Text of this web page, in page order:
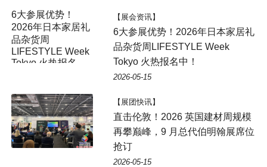
6大参展优势！
2026年日本家居礼
品杂货周
LIFESTYLE Week
Tokyo 火热报名
【展会资讯】
6大参展优势！2026年日本家居礼
品杂货周LIFESTYLE Week
Tokyo 火热报名中！
2026-05-15
【展团快讯】
直击伦敦！2026 英国建材周规模
再攀巅峰，9 月总代伯明翰展席位
抢订
2026-05-15